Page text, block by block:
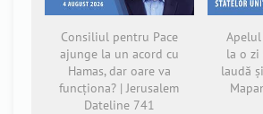
Consiliul pentru Pace
ajunge la un acord cu
Hamas, dar oare va
funcționa? | Jerusalem
Dateline 741
la o zi
laudă